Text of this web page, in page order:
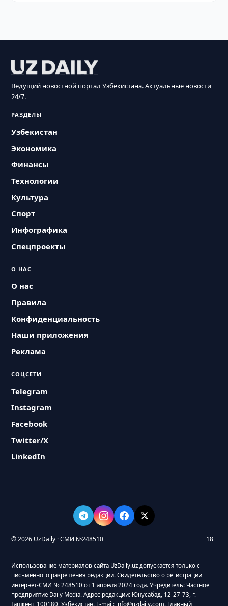
Ведущий новостной портал Узбекистана. Актуальные новости
24/7.
РАЗДЕЛЫ
Узбекистан
Экономика
Финансы
Технологии
Культура
Спорт
Инфографика
Спецпроекты
О НАС
О нас
Правила
Конфиденциальность
Наши приложения
Реклама
СОЦСЕТИ
Telegram
Instagram
Facebook
Twitter/X
LinkedIn
© 2026 UzDaily · СМИ №248510 18+
Использование материалов сайта UzDaily.uz допускается только с
письменного разрешения редакции. Свидетельство о регистрации
интернет-СМИ № 248510 от 1 апреля 2024 года. Учредитель: Частное
предприятие Daily Media. Адрес редакции: Юнусабад, 12-27-73, г.
Ташкент, 100180, Узбекистан. E-mail: info@uzdaily.com. Главный